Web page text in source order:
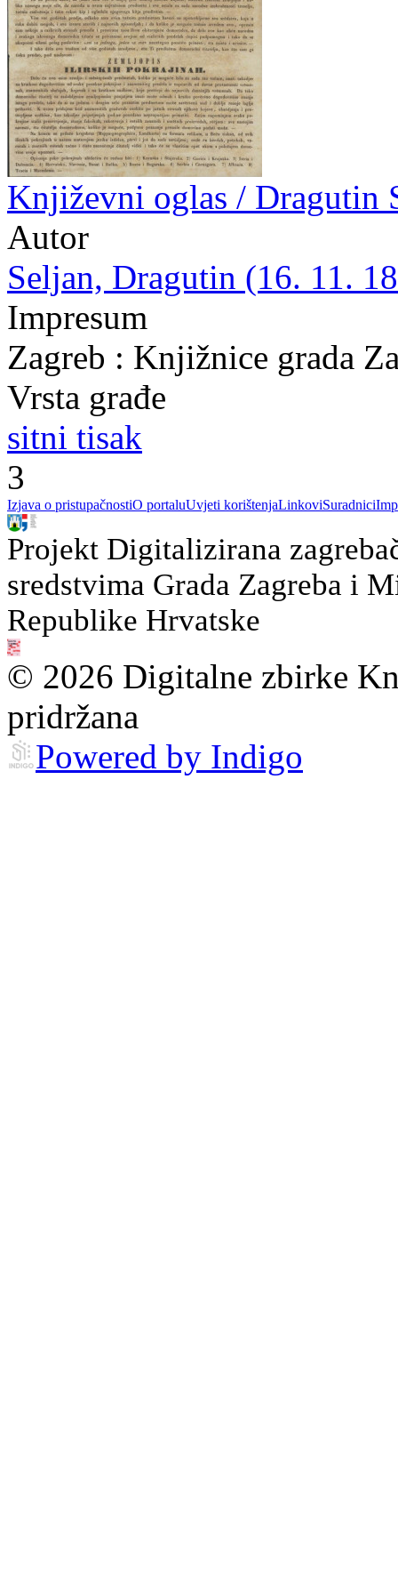
Književni oglas / Dragutin
Autor
Seljan, Dragutin (16. 11.
Impresum
Zagreb : Knjižnice grada
Vrsta građe
sitni tisak
3
Izjava o pristupačnostiO portaluUvjeti korištenjaLinkoviSuradnici
Projekt Digitalizirana
sredstvima Grada Zagreba i
Republike Hrvatske
© 2026 Digitalne zbirke
pridržana
Powered by Indigo